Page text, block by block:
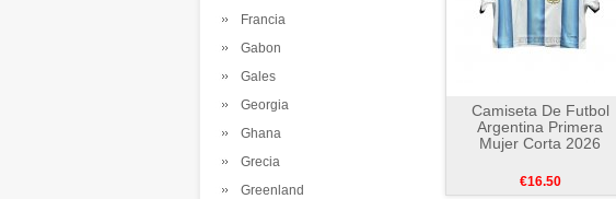
Francia
Gabon
Gales
Georgia
Ghana
Grecia
Greenland
Camiseta De Futbol
Argentina Primera
Mujer Corta 2026
€16.50